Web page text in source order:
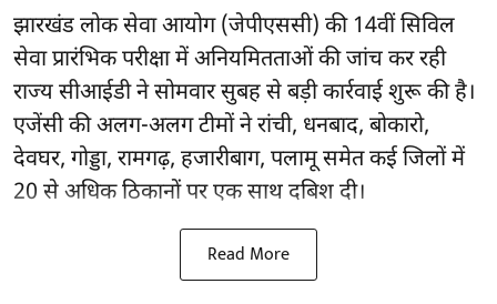
झारखंड लोक सेवा आयोग (जेपीएससी) की 14वीं सिविल
सेवा प्रारंभिक परीक्षा में अनियमितताओं की जांच कर रही
राज्य सीआईडी ने सोमवार सुबह से बड़ी कार्रवाई शुरू की है।
एजेंसी की अलग-अलग टीमों ने रांची, धनबाद, बोकारो,
देवघर, गोड्डा, रामगढ़, हजारीबाग, पलामू समेत कई जिलों में
20 से अधिक ठिकानों पर एक साथ दबिश दी।
Read More